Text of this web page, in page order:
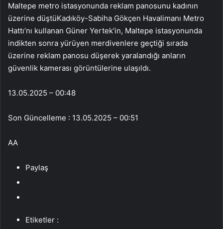
Maltepe metro istasyonunda reklam panosunu kadının
üzerine düştüKadıköy-Sabiha Gökçen Havalimanı Metro
Hattı’nı kullanan Güner Yertek’in, Maltepe istasyonunda
indikten sonra yürüyen merdivenlere geçtiği sırada
üzerine reklam panosu düşerek yaralandığı anların
güvenlik kamerası görüntülerine ulaşıldı.
13.05.2025 – 00:48
Son Güncelleme : 13.05.2025 – 00:51
AA
Paylaş
Etiketler :